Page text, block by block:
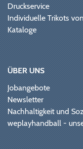
Druckservice
Individuelle Trikots
Kataloge
ÜBER UNS
Jobangebote
Newsletter
Nachhaltigkeit und
weplayhandball -